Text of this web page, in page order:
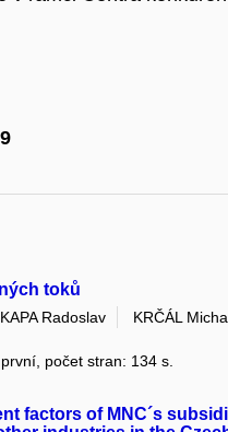
toků
Radoslav
KRČÁL
počet stran: 134 s.
factors of MNC´s